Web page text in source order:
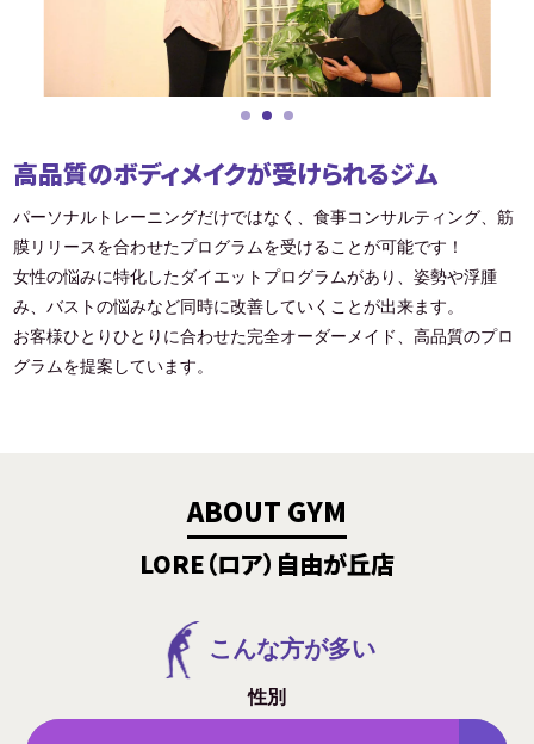
高品質のボディメイクが受けられるジム
パーソナルトレーニングだけではなく、食事コンサルティング、筋
膜リリースを合わせたプログラムを受けることが可能です！
女性の悩みに特化したダイエットプログラムがあり、姿勢や浮腫
み、バストの悩みなど同時に改善していくことが出来ます。
お客様ひとりひとりに合わせた完全オーダーメイド、高品質のプロ
グラムを提案しています。
ABOUT GYM
LORE（ロア）自由が丘店
こんな方が多い
性別